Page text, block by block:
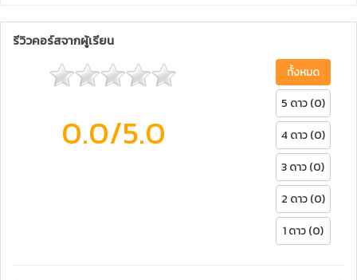
รีวิวคอร์สจากผู้เรียน
0.0/5.0
ทั้งหมด
5 ดาว (0)
4 ดาว (0)
3 ดาว (0)
2 ดาว (0)
1 ดาว (0)